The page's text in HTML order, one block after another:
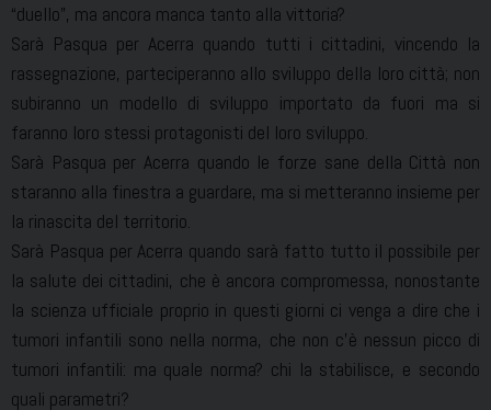
“duello”, ma ancora manca tanto alla vittoria?
Sarà Pasqua per Acerra quando tutti i cittadini, vincendo la
rassegnazione, parteciperanno allo sviluppo della loro città; non
subiranno un modello di sviluppo importato da fuori ma si
faranno loro stessi protagonisti del loro sviluppo.
Sarà Pasqua per Acerra quando le forze sane della Città non
staranno alla finestra a guardare, ma si metteranno insieme per
la rinascita del territorio.
Sarà Pasqua per Acerra quando sarà fatto tutto il possibile per
la salute dei cittadini, che è ancora compromessa, nonostante
la scienza ufficiale proprio in questi giorni ci venga a dire che i
tumori infantili sono nella norma, che non c’è nessun picco di
tumori infantili: ma quale norma? chi la stabilisce, e secondo
quali parametri?